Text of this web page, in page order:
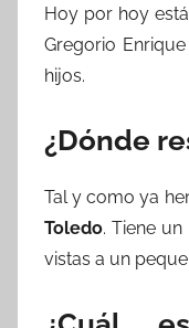
Hoy por hoy
Gregorio
hijos.
¿Dónde
Tal y como ya
Toledo. Tiene
vistas a un